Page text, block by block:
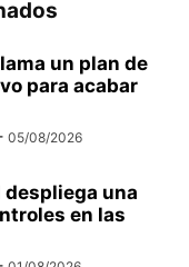
un plan de
para acabar
05/08/2026
despliega una
en las